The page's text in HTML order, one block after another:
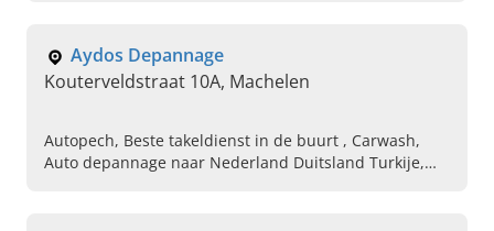
Aydos Depannage
Kouterveldstraat 10A, Machelen
Autopech, Beste takeldienst in de buurt , Carwash,
Auto depannage naar Nederland Duitsland Turkije,